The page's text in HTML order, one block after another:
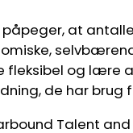
påpeger, at
og lære
de har